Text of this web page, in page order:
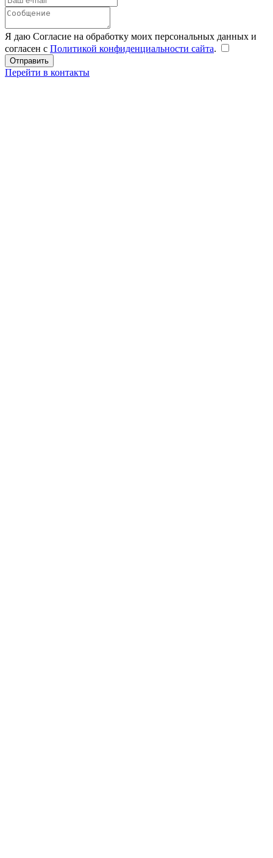
Я даю Согласие на обработку моих персональных данных и
согласен с Политикой конфиденциальности сайта.
Перейти в контакты